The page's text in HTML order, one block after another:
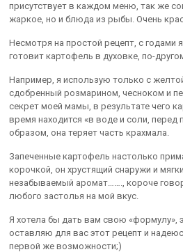
присутствует в каждом меню, так же
жаркое, но и блюда из рыбы. Очень
Несмотря на простой рецепт, с годами
готовит картофель в духовке, по-
Например, я использую только с
сдобренный розмарином, чесноком и
секрет моей мамы, в результате чего
время находится «в воде и соли, перед
образом, она теряет часть крахмала.
Запеченные картофель настолько
корочкой, он хрустящий снаружи и
незабываемый аромат……., короче
любого застолья на мой вкус.
Я хотела бы дать вам свою «формулу»,
оставляю для вас этот рецепт и
первой же возможности;)